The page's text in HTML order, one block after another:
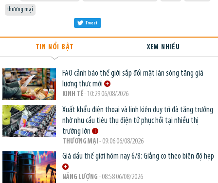
thương mại
Tweet
TIN NỔI BẬT XEM NHIỀU
FAO cảnh báo thế giới sắp đối mặt làn sóng tăng giá
lương thực mới
KINH TẾ- 10:29 06/08/2026
Xuất khẩu điện thoại và linh kiện duy trì đà tăng trưởng
nhờ nhu cầu tiêu thụ điện tử phục hồi tại nhiều thị
trường lớn
THƯƠNG MẠI - 09:06 06/08/2026
Giá dầu thế giới hôm nay 6/8: Giằng co theo biên độ hẹp
NĂNG LƯỢNG - 08:58 06/08/2026